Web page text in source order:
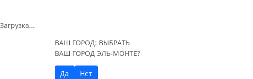
Загрузка...
ВАШ ГОРОД: ВЫБРАТЬ
ВАШ ГОРОД ЭЛЬ-МОНТЕ?
Да Нет